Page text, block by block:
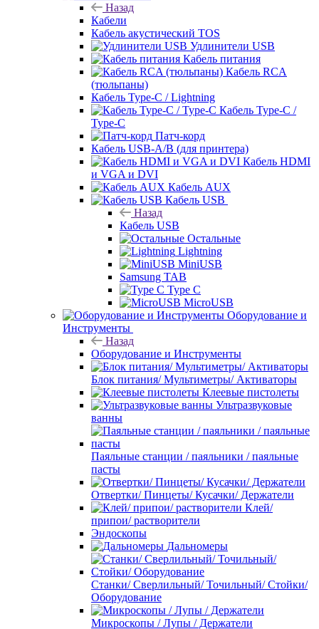
Назад
Кабели
Кабель акустический TOS
Удлинители USB
Кабель питания
Кабель RCA
(тюльпаны)
Кабель Type-C / Lightning
Кабель Type-C /
Type-C
Патч-корд
Кабель USB-A/B (для принтера)
Кабель HDMI
и VGA и DVI
Кабель AUX
Кабель USB
Назад
Кабель USB
Остальные
Lightning
MiniUSB
Samsung TAB
Type C
MicroUSB
Оборудование и
Инструменты
Назад
Оборудование и Инструменты
Блок питания/ Мультиметры/ Активаторы
Клеевые пистолеты
Ультразвуковые
ванны
Паяльные станции / паяльники / паяльные
пасты
Отвертки/ Пинцеты/ Кусачки/ Держатели
Клей/
припои/ растворители
Эндоскопы
Дальномеры
Станки/ Сверлильный/ Точильный/ Стойки/
Оборудование
Микроскопы / Лупы / Держатели